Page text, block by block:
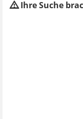
Ihre Suche